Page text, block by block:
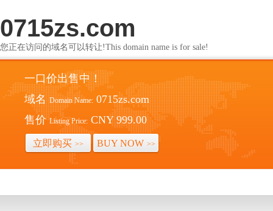
0715zs.com
您正在访问的域名可以转让!This domain name is for sale!
一口价出售中！
域名 Domain Name: 0715zs.com
售价 Listing Price: CNY 999.00
立即购买 >> BUY NOW >>